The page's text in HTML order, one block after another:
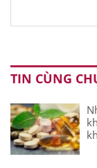
TIN CÙNG